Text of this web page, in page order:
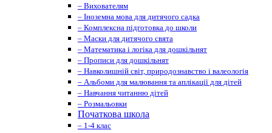
– Вихователям
– Іноземна мова для дитячого садка
– Комплексна підготовка до школи
– Маски для дитячого свята
– Математика і логіка для дошкільнят
– Прописи для дошкільнят
– Навколишній світ, природознавство і валеологія
– Альбоми для малювання та аплікації для дітей
– Навчання читанню дітей
– Розмальовки
Початкова школа
– 1-4 клас